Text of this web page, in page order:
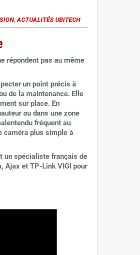
,ACTUALITÉS UBITECH
répondent pas au même
un point précis à
de la maintenance. Elle
sur place. En
ou dans une zone
fréquent au
caméra plus simple à
un spécialiste français de
Ajax et TP-Link VIGI pour